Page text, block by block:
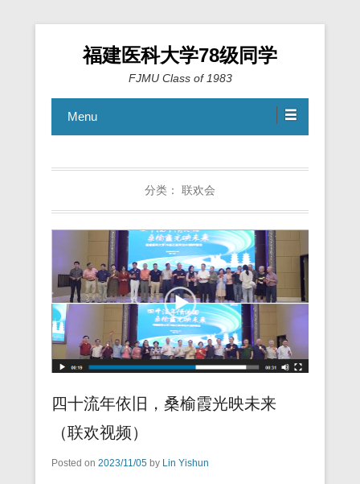
福建医科大学78级同学
FJMU Class of 1983
Menu
分类： 联欢会
四十流年依旧，桑榆霞光映未来
（联欢视频）
Posted on 2023/11/05 by Lin Yishun